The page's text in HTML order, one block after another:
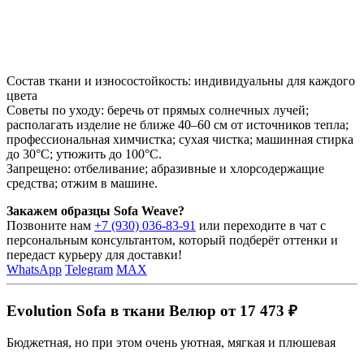
Состав ткани и износостойкость: индивидуальны для каждого
цвета
Советы по уходу: беречь от прямых солнечных лучей;
располагать изделие не ближе 40–60 см от источников тепла;
профессиональная химчистка; сухая чистка; машинная стирка
до 30°C; утюжить до 100°C.
Запрещено: отбеливание; абразивные и хлорсодержащие
средства; отжим в машине.
Закажем образцы Sofa Weave?
Позвоните нам +7 (930) 036-83-91 или переходите в чат с
персональным консультантом, который подберёт оттенки и
передаст курьеру для доставки!
WhatsApp Telegram MAX
Evolution Sofa в ткани Велюр от 17 473 ₽
Бюджетная, но при этом очень уютная, мягкая и плюшевая